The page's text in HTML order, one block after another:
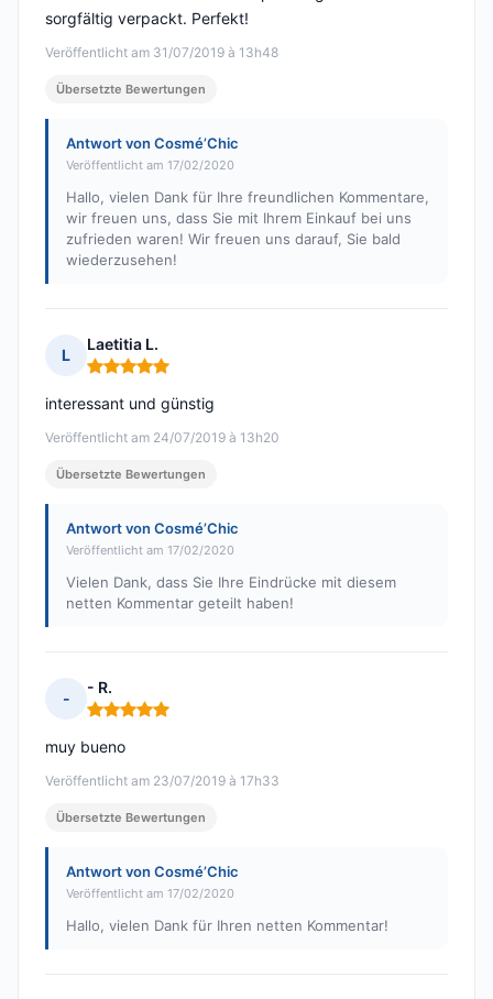
Veröffentlicht am 31/07/2019 à 13h48
sorgfältig verpackt. Perfekt!
Übersetzte Bewertungen
Antwort von Cosmé’Chic
Veröffentlicht am 17/02/2020
Hallo, vielen Dank für Ihre freundlichen Kommentare,
wir freuen uns, dass Sie mit Ihrem Einkauf bei uns
zufrieden waren! Wir freuen uns darauf, Sie bald
wiederzusehen!
L
Laetitia L.
Hinweis: 5 von 5
Veröffentlicht am 24/07/2019 à 13h20
interessant und günstig
Übersetzte Bewertungen
Antwort von Cosmé’Chic
Veröffentlicht am 17/02/2020
Vielen Dank, dass Sie Ihre Eindrücke mit diesem
netten Kommentar geteilt haben!
-
- R.
Hinweis: 5 von 5
Veröffentlicht am 23/07/2019 à 17h33
muy bueno
Übersetzte Bewertungen
Antwort von Cosmé’Chic
Veröffentlicht am 17/02/2020
Hallo, vielen Dank für Ihren netten Kommentar!